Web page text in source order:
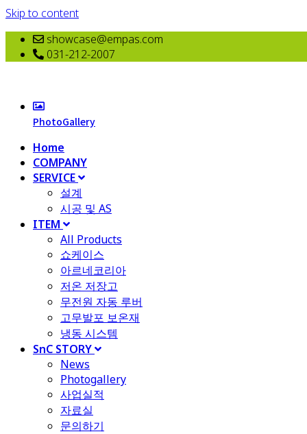
Skip to content
showcase@empas.com
031-212-2007
PhotoGallery
Home
COMPANY
SERVICE
설계
시공 및 AS
ITEM
All Products
​쇼케이스
아르네코리아
저온 저장고
무전원 자동 루버
고무발포 보온재
냉동 시스템
SnC STORY
News
Photogallery
사업실적
자료실
문의하기